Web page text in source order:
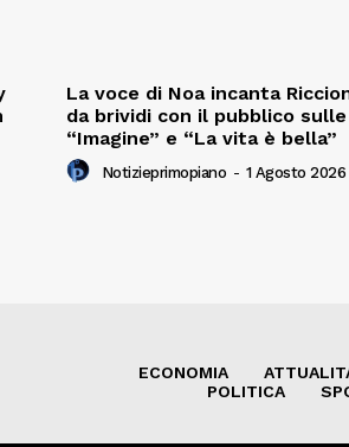
La voce di Noa incanta
da brividi con il pubblico
“Imagine” e “La vita è bella”
Notizieprimopiano - 1 Agosto 2026
ECONOMIA
POLITICA